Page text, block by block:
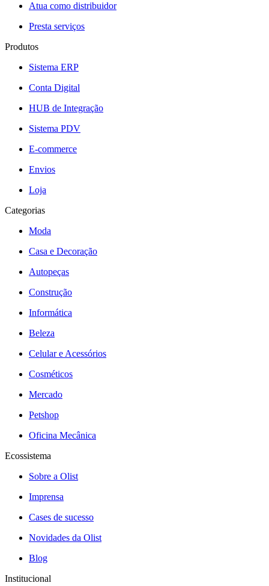
Atua como distribuidor
Presta serviços
Produtos
Sistema ERP
Conta Digital
HUB de Integração
Sistema PDV
E-commerce
Envios
Loja
Categorias
Moda
Casa e Decoração
Autopeças
Construção
Informática
Beleza
Celular e Acessórios
Cosméticos
Mercado
Petshop
Oficina Mecânica
Ecossistema
Sobre a Olist
Imprensa
Cases de sucesso
Novidades da Olist
Blog
Institucional